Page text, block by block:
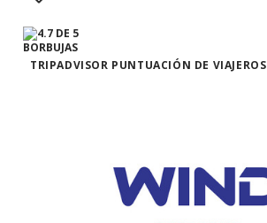
TRIPADVISOR PUNTUACIÓN DE VIAJEROS